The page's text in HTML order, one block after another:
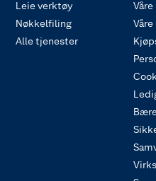
Leie verktøy
Nøkkelfiling
Alle tjenester